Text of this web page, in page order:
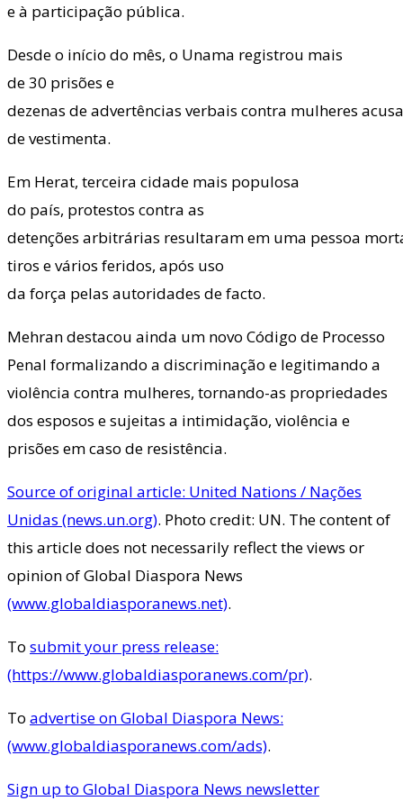
e à participação pública.
Desde o início do mês, o Unama registrou mais
de 30 prisões e
dezenas de advertências verbais contra mulheres
de vestimenta.
Em Herat, terceira cidade mais populosa
do país, protestos contra as
detenções arbitrárias resultaram em uma pessoa
tiros e vários feridos, após uso
da força pelas autoridades de facto.
Mehran destacou ainda um novo Código de Processo
Penal formalizando a discriminação e legitimando a
violência contra mulheres, tornando-as propriedades
dos esposos e sujeitas a intimidação, violência e
prisões em caso de resistência.
Source of original article: United Nations / Nações
Unidas (news.un.org). Photo credit: UN. The content of
this article does not necessarily reflect the views or
opinion of Global Diaspora News
(www.globaldiasporanews.net).
To submit your press release:
(https://www.globaldiasporanews.com/pr).
To advertise on Global Diaspora News:
(www.globaldiasporanews.com/ads).
Sign up to Global Diaspora News newsletter